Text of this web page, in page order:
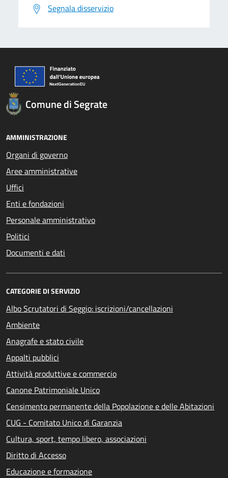
Segnala disservizio
Comune di Segrate
AMMINISTRAZIONE
Organi di governo
Aree amministrative
Uffici
Enti e fondazioni
Personale amministrativo
Politici
Documenti e dati
CATEGORIE DI SERVIZIO
Albo Scrutatori di Seggio: iscrizioni/cancellazioni
Ambiente
Anagrafe e stato civile
Appalti pubblici
Attività produttive e commercio
Canone Patrimoniale Unico
Censimento permanente della Popolazione e delle Abitazioni
CUG - Comitato Unico di Garanzia
Cultura, sport, tempo libero, associazioni
Diritto di Accesso
Educazione e formazione